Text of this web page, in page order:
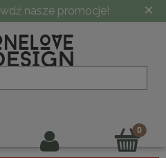
nasze promocje! ×